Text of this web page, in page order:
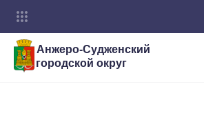
Анжеро-Судженский
городской округ